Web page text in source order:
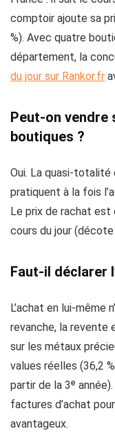
comptoir ajoute sa
%). Avec quatre
département, la
du jour sur Rankor.fr
Peut-on vendre
boutiques ?
Oui. La quasi-totalité
pratiquent à la fois
Le prix de rachat est
cours du jour (décote
Faut-il déclarer
L’achat en lui-même
revanche, la revente
sur les métaux
values réelles (36,2
partir de la 3ᵉ
factures d’achat
avantageux.